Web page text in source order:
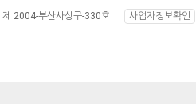
제 2004-부산사상구-330호
사업자정보확인